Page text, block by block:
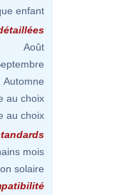
enfant
Août
Automne
au choix
au choix
mois
solaire